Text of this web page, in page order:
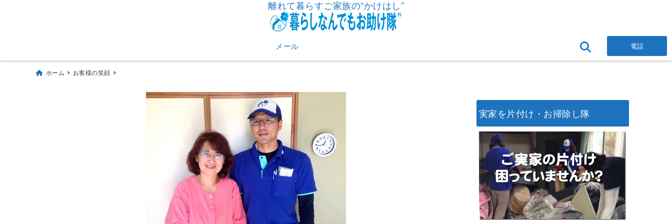
離れて暮らすご家族の“かけはし”
メール 電話
ホーム お客様の笑顔
実家を片付け・お掃除し隊